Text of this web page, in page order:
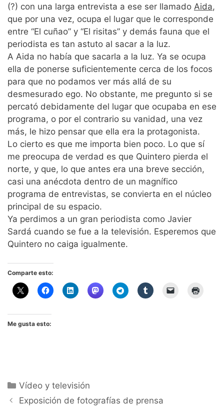
(?) con una larga entrevista a ese ser llamado Aida,
que por una vez, ocupa el lugar que le corresponde
entre “El cuñao” y “El risitas” y demás fauna que el
periodista es tan astuto al sacar a la luz.
A Aida no había que sacarla a la luz. Ya se ocupa
ella de ponerse suficientemente cerca de los focos
para que no podamos ver más allá de su
desmesurado ego. No obstante, me pregunto si se
percató debidamente del lugar que ocupaba en ese
programa, o por el contrario su vanidad, una vez
más, le hizo pensar que ella era la protagonista.
Lo cierto es que me importa bien poco. Lo que sí
me preocupa de verdad es que Quintero pierda el
norte, y que, lo que antes era una breve sección,
casi una anécdota dentro de un magnífico
programa de entrevistas, se convierta en el núcleo
principal de su espacio.
Ya perdimos a un gran periodista como Javier
Sardá cuando se fue a la televisión. Esperemos que
Quintero no caiga igualmente.
Comparte esto:
Me gusta esto:
Categorías
Vídeo y televisión
Exposición de fotografías de prensa